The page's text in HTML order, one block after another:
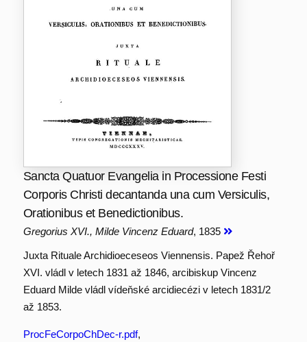
Sancta Quatuor Evangelia in Processione Festi
Corporis Christi decantanda una cum Versiculis,
Orationibus et Benedictionibus.
Gregorius XVI., Milde Vincenz Eduard, 1835
Juxta Rituale Archidioeceseos Viennensis. Papež Řehoř
XVI. vládl v letech 1831 až 1846, arcibiskup Vincenz
Eduard Milde vládl vídeňské arcidiecézi v letech 1831/2
až 1853.
ProcFeCorpoChDec-r.pdf,